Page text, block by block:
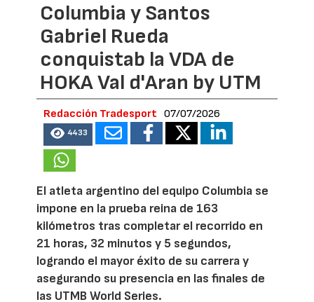
Columbia y Santos
Gabriel Rueda
conquistab la VDA de
HOKA Val d'Aran by UTM
Redacción Tradesport 07/07/2026
4433
El atleta argentino del equipo Columbia se
impone en la prueba reina de 163
kilómetros tras completar el recorrido en
21 horas, 32 minutos y 5 segundos,
logrando el mayor éxito de su carrera y
asegurando su presencia en las finales de
las UTMB World Series.